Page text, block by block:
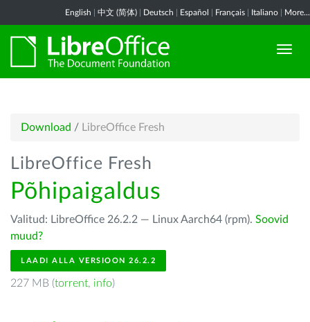
English 中文 (简体) Deutsch Español Français Italiano More...
Download / LibreOffice Fresh
LibreOffice Fresh
Põhipaigaldus
Valitud: LibreOffice 26.2.2 — Linux Aarch64 (rpm). Soovid
muud?
LAADI ALLA VERSIOON 26.2.2
227 MB (torrent, info)